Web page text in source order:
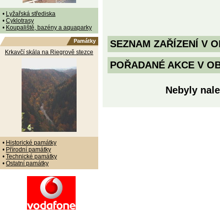
• Lyžařská střediska
• Cyklotrasy
• Koupaliště, bazény a aquaparky
Památky
Krkavčí skála na Riegrově stezce
• Historické památky
• Přírodní památky
• Technické památky
• Ostatní památky
SEZNAM ZAŘÍZENÍ V
POŘADANÉ AKCE V
Nebyly